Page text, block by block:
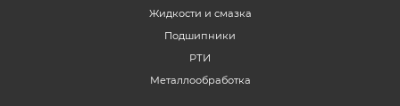
Жидкости и смазка
Подшипники
РТИ
Металлообработка